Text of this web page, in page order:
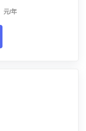
元/年